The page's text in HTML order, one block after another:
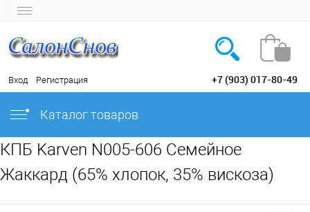
Вход Регистрация +7 (903) 017-80-49
Каталог товаров
КПБ Karven N005-606 Семейное
Жаккард (65% хлопок, 35% вискоза)